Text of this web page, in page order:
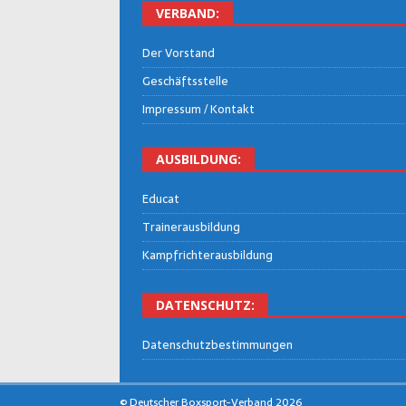
VER­BAND:
Der Vor­stand
Geschäfts­stel­le
Impres­sum / Kontakt
AUS­BIL­DUNG:
Edu­cat
Trai­ner­aus­bil­dung
Kampf­rich­ter­aus­bil­dung
DATEN­SCHUTZ:
Daten­schutz­be­stim­mun­gen
© Deutscher Boxsport-Verband 2026